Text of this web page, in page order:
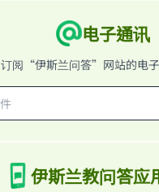
电子通讯
订阅“伊斯兰问答”网站的电
伊斯兰教问答应